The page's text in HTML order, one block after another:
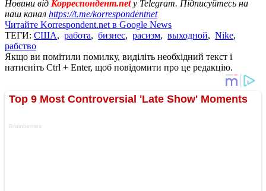
Новини від Корреспондент.netу Telegram. Підписуйтесь на
наш канал https://t.me/korrespondentnet
Читайте Korrespondent.net в Google News
ТЕГИ: США, работа, бизнес, расизм, выходной, Nike,
рабство
Якщо ви помітили помилку, виділіть необхідний текст і
натисніть Ctrl + Enter, щоб повідомити про це редакцію.